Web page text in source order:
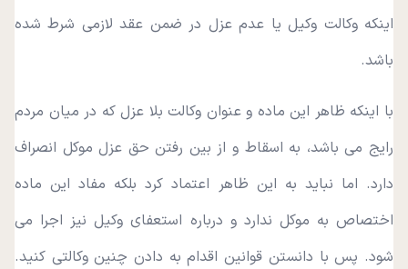
اینکه وکالت وکیل یا عدم عزل در ضمن عقد لازمی شرط شده
باشد.
با اینکه ظاهر این ماده و عنوان وکالت بلا عزل که در میان مردم
رایج می باشد، به اسقاط و از بین رفتن حق عزل موکل انصراف
دارد. اما نباید به این ظاهر اعتماد کرد بلکه مفاد این ماده
اختصاص به موکل ندارد و درباره استعفای وکیل نیز اجرا می‌
شود. پس با دانستن قوانین اقدام به دادن چنین وکالتی کنید.